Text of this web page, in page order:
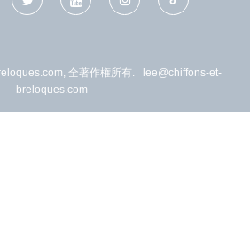
全著作権所有.
lee@chiffons-et-
breloques.com